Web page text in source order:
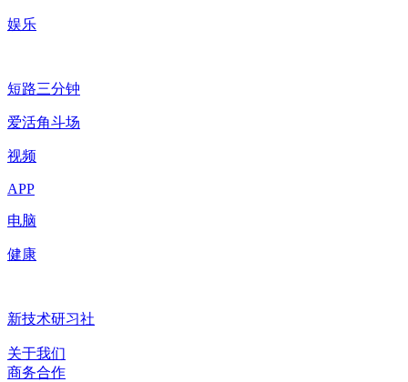
娱乐
短路三分钟
爱活角斗场
视频
APP
电脑
健康
新技术研习社
关于我们
商务合作